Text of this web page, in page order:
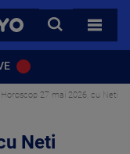
CAUTA
TOATE
Horoscop 27 mai 2026, cu Neti
Neti